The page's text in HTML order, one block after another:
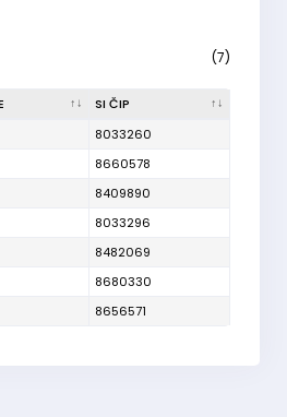
(7)
SI ČIP
8033260
8660578
8409890
8033296
8482069
8680330
8656571